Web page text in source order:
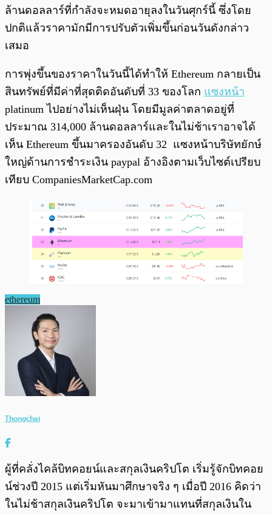
ล้านดอลลาร์ที่กำลังจะหมดอายุลงในวันศุกร์นี้ ซึ่งโดย
ปกติแล้วราคามักมีการปรับตัวเพิ่มขึ้นก่อนวันดังกล่าว
เสมอ
การพุ่งขึ้นของราคาในวันนี้ได้ทำให้ Ethereum กลายเป็น
สินทรัพย์ที่มีค่าที่สุดติดอันดับที่ 33 ของโลก แซงหน้า
platinum ไปอย่างไม่เห็นฝุ่น โดยมีมูลค่าตลาดอยู่ที่
ประมาณ 314,000 ล้านดอลลาร์และในไม่ช้าเราอาจได้
เห็น Ethereum ขึ้นมาครองอันดับ 32 แซงหน้าบริษัทยักษ์
ใหญ่ด้านการชำระเงิน paypal อ้างอิงตามเว็บไซต์เปรียบ
เทียบ CompaniesMarketCap.com
ethereum
Thongchai
ผู้ที่คลั่งไคล้บิทคอยน์และสกุลเงินคริปโต เริ่มรู้จักบิทคอย
น์ช่วงปี 2015 แต่เริ่มหันมาศึกษาจริง ๆ เมื่อปี 2016 คิดว่า
ในไม่ช้าสกุลเงินคริปโต จะมาเข้ามาแทนที่สกุลเงินใน